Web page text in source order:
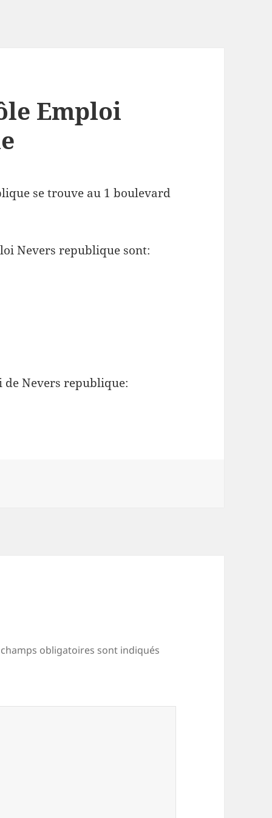
Emploi
se trouve au 1 boulevard
Nevers republique sont:
Nevers republique:
champs obligatoires sont indiqués